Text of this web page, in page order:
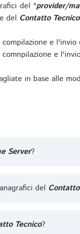
del "provider/
del Contatto Tecnico
e l'invio
e
in base alle
Server?
del
Tecnico?